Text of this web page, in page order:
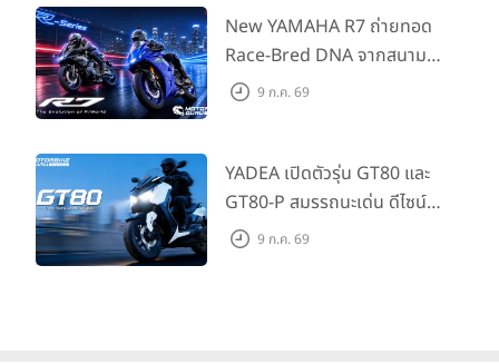
House Flagship Store ทั่ว
ประเทศ
New YAMAHA R7 ถ่ายทอด
Race-Bred DNA จากสนาม
แข่งสู่ซูเปอร์สปอร์ตคลาสกลาง
9 ก.ค. 69
YADEA เปิดตัวรุ่น GT80 และ
GT80-P สมรรถนะเด่น ดีไซน์หรู
ปลอดภัย ราคาเข้าถึงง่าย จด
9 ก.ค. 69